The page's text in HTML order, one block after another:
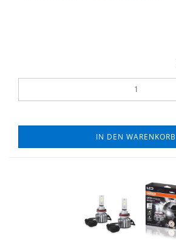
IN DEN WARENKORB